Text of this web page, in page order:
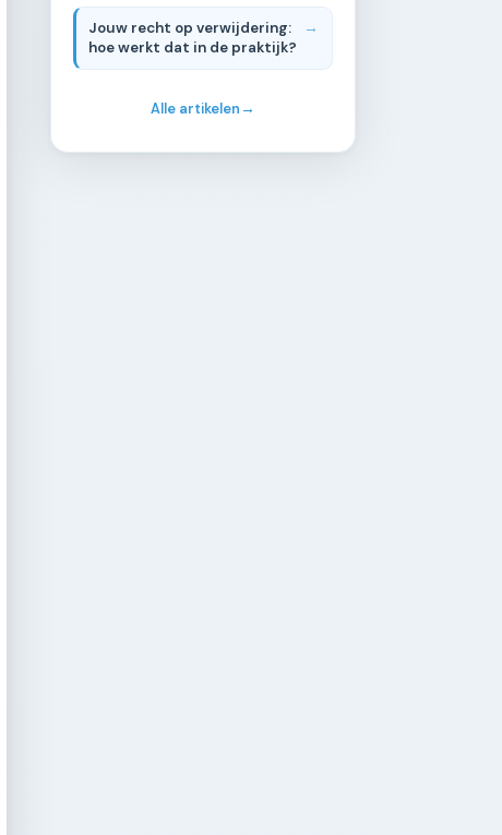
Jouw recht op verwijdering:
hoe werkt dat in de praktijk?
Alle artikelen